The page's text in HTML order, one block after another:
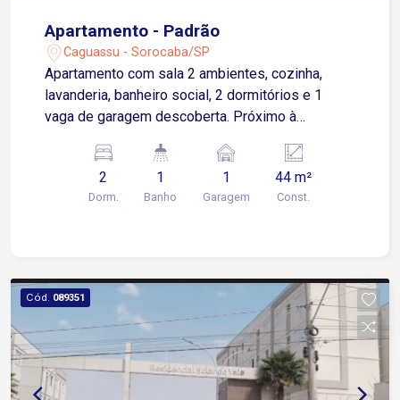
Apartamento - Padrão
Caguassu - Sorocaba/SP
Apartamento com sala 2 ambientes, cozinha,
lavanderia, banheiro social, 2 dormitórios e 1
vaga de garagem descoberta. Próximo à
transporte público e comércios em geral. Fácil
acesso à Avenida Ipanema, Avenida Itavuvu e
Rodovia Castelo Branco
2
Dorm.
1
Banho
1
Garagem
44 m²
Const.
Cód. 089351